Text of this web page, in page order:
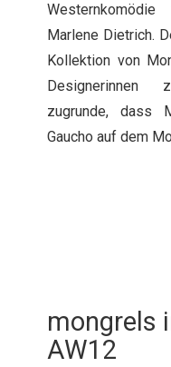
Marlene Dietrich.
Kollektion von
Designerinnen
zugrunde, dass
Gaucho auf dem
mongrels
AW12